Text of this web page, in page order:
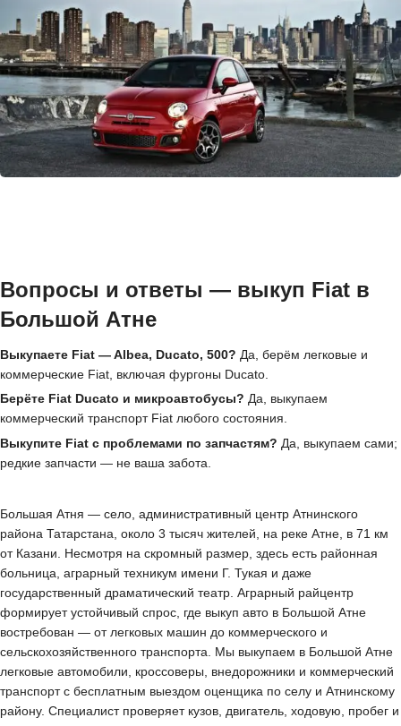
Вопросы и ответы — выкуп Fiat в
Большой Атне
Выкупаете Fiat — Albea, Ducato, 500? Да, берём легковые и
коммерческие Fiat, включая фургоны Ducato.
Берёте Fiat Ducato и микроавтобусы? Да, выкупаем
коммерческий транспорт Fiat любого состояния.
Выкупите Fiat с проблемами по запчастям? Да, выкупаем сами;
редкие запчасти — не ваша забота.
Большая Атня — село, административный центр Атнинского
района Татарстана, около 3 тысяч жителей, на реке Атне, в 71 км
от Казани. Несмотря на скромный размер, здесь есть районная
больница, аграрный техникум имени Г. Тукая и даже
государственный драматический театр. Аграрный райцентр
формирует устойчивый спрос, где выкуп авто в Большой Атне
востребован — от легковых машин до коммерческого и
сельскохозяйственного транспорта. Мы выкупаем в Большой Атне
легковые автомобили, кроссоверы, внедорожники и коммерческий
транспорт с бесплатным выездом оценщика по селу и Атнинскому
району. Специалист проверяет кузов, двигатель, ходовую, пробег и